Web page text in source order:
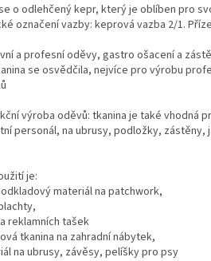
o odlehčený kepr, který je oblíben pro
označení vazby: keprová vazba 2/1.
a profesní oděvy, gastro ošacení a
se osvědčila, nejvíce pro výrobu
výroba oděvů: tkanina je také vhodná
personál, na ubrusy, podložky,
je:
materiál na patchwork,
reklamních tašek
tkanina na zahradní nábytek,
na ubrusy, závěsy, pelíšky pro psy